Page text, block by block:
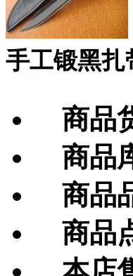
手工锻黑扎
商品
商品
商品
商品